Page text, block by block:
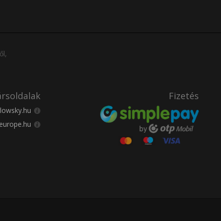
Fizetés